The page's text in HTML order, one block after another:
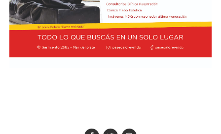
Episcopal de la Pastoral Social, e indicó que miembros
de la entidad pyme de todo el país participarán de la
actividad.
Diab, Braida y Taladrid en la visita a la sede de la